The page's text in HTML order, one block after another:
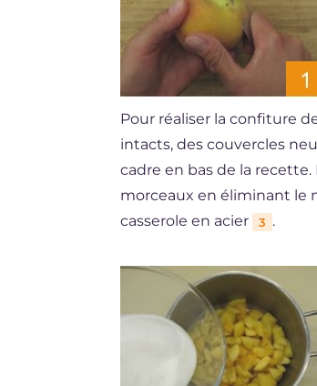
Pour réaliser la confiture
intacts, des couvercles
cadre en bas de la
morceaux en éliminant le
casserole en acier
3 .